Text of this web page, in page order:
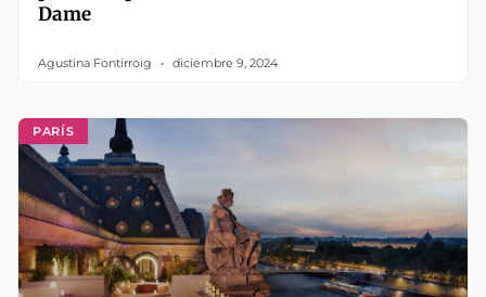
Dame
Agustina Fontirroig diciembre 9, 2024
PARÍS